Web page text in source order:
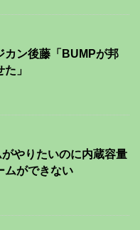
カン後藤「BUMPが邦
」
やりたいのに内蔵容量
ムができない